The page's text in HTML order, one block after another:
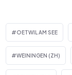
OETWIL AM SEE
WEININGEN (ZH)